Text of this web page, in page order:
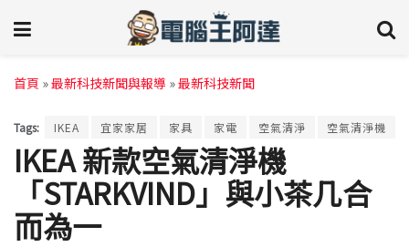
首頁 »最新科技新聞與報導 »最新科技新聞
Tags: IKEA 宜家家居 家具 家電 空氣清淨 空氣清淨機
IKEA 新款空氣清淨機
「STARKVIND」與小茶几合
而為一